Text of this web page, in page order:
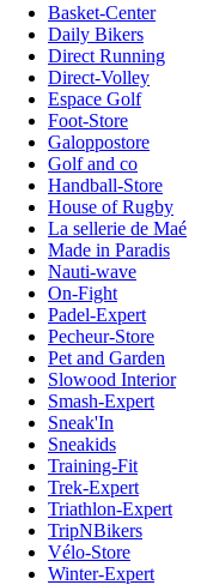
Basket-Center
Daily Bikers
Direct Running
Direct-Volley
Espace Golf
Foot-Store
Galoppostore
Golf and co
Handball-Store
House of Rugby
La sellerie de Maé
Made in Paradis
Nauti-wave
On-Fight
Padel-Expert
Pecheur-Store
Pet and Garden
Slowood Interior
Smash-Expert
Sneak'In
Sneakids
Training-Fit
Trek-Expert
Triathlon-Expert
TripNBikers
Vélo-Store
Winter-Expert